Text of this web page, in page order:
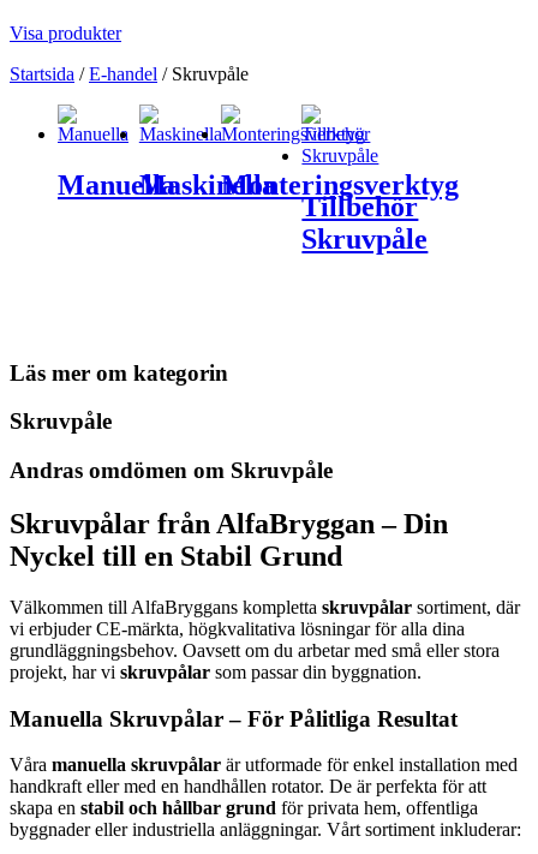
Visa produkter
Startsida /E-handel / Skruvpåle
ManuellaMaskinellaMonteringsverktyg
Tillbehör
Skruvpåle
Läs mer om kategorin
Skruvpåle
Andras omdömen om Skruvpåle
Skruvpålar från AlfaBryggan – Din
Nyckel till en Stabil Grund
Välkommen till AlfaBryggans kompletta skruvpålar sortiment, där
vi erbjuder CE-märkta, högkvalitativa lösningar för alla dina
grundläggningsbehov. Oavsett om du arbetar med små eller stora
projekt, har vi skruvpålar som passar din byggnation.
Manuella Skruvpålar – För Pålitliga Resultat
Våra manuella skruvpålar är utformade för enkel installation med
handkraft eller med en handhållen rotator. De är perfekta för att
skapa en stabil och hållbar grund för privata hem, offentliga
byggnader eller industriella anläggningar. Vårt sortiment inkluderar: